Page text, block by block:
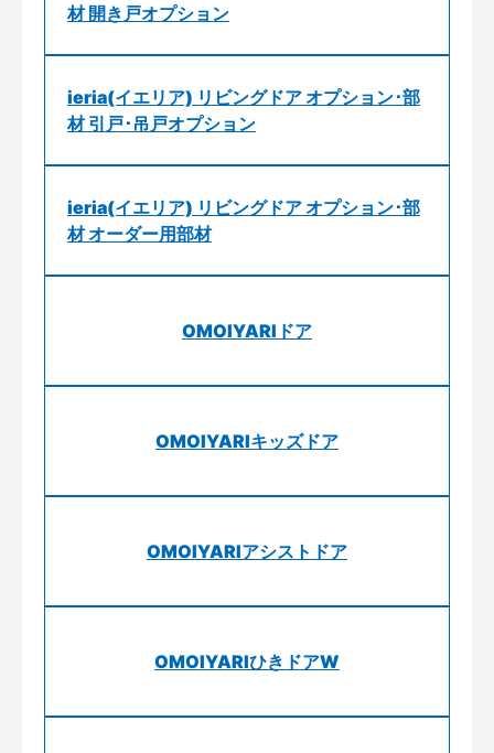
材 開き戸オプション
ieria(イエリア) リビングドア オプション･部
材 引戸･吊戸オプション
ieria(イエリア) リビングドア オプション･部
材 オーダー用部材
OMOIYARIドア
OMOIYARIキッズドア
OMOIYARIアシストドア
OMOIYARIひきドアW